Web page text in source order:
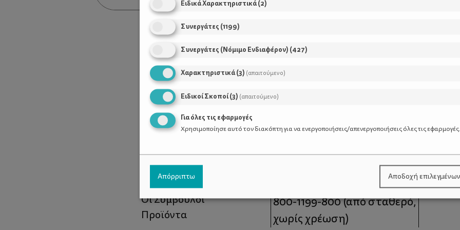
Χρήσιμοι Σύνδεσμοι
Τι είναι το ΔΕΛΤΑ moms
Οι Σύμβουλοι
Προϊόντα
Τηλέφωνο Επικοινωνίας:
800-1199-800(από σταθερό,
χωρίς χρέωση)
Ειδικά Χαρακτηριστικά(2)
Συνεργάτες (1199)
Συνεργάτες (Νόμιμο Ενδιαφέρον) (427)
Χαρακτηριστικά(3) (απαιτούμενο)
Ειδικοί Σκοποί(3) (απαιτούμενο)
Για όλες τις εφαρμογές
Χρησιμοποίησε αυτό τον διακόπτη για να ενεργοποιήσεις/απενεργοποιήσεις όλες τις εφαρμογές.
Απόρριπτω Αποδοχή επιλεγμένων